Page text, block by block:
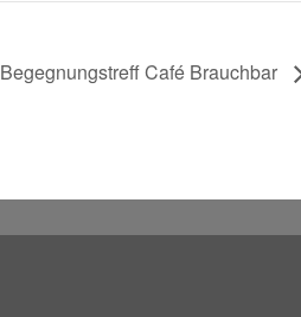
Begegnungstreff Café Brauchbar